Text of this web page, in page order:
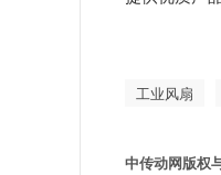
工业风扇
中传动网版权